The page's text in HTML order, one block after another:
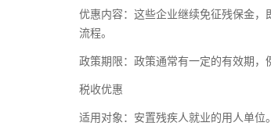
优惠内容：这些企业继续免征残保金
流程。
政策期限：政策通常有一定的有效期，
税收优惠
适用对象：安置残疾人就业的用人单位。